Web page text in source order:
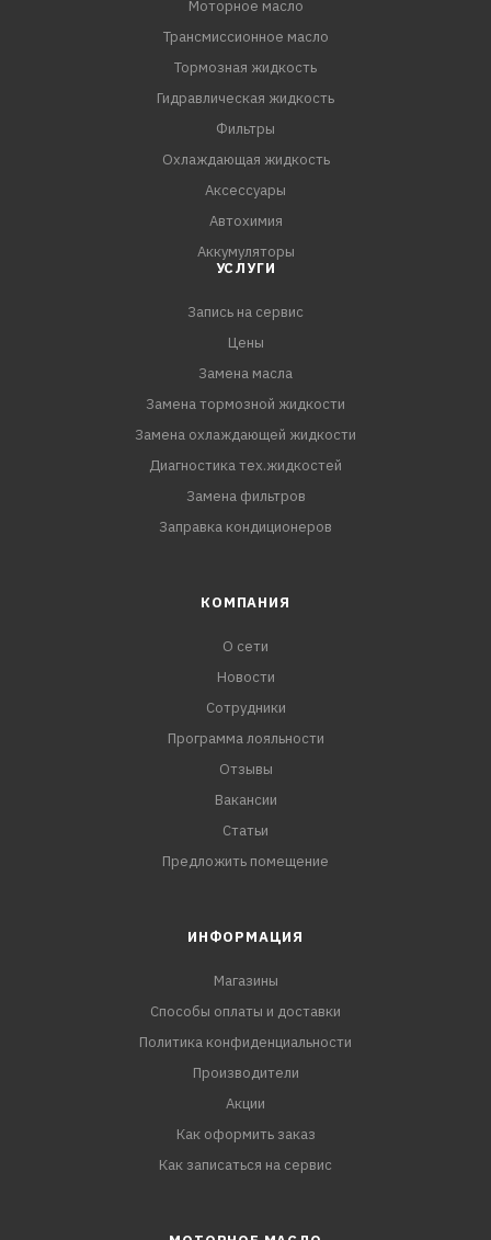
- Обладает отличной совместимостью с материалами
уплотнительных соединений.
СПЕЦИФИКАЦИИ:
Моторное масло
Трансмиссионное масло
Тормозная жидкость
Гидравлическая жидкость
Фильтры
Охлаждающая жидкость
Аксессуары
Автохимия
Аккумуляторы
УСЛУГИ
Запись на сервис
Цены
Замена масла
Замена тормозной жидкости
Замена охлаждающей жидкости
Диагностика тех.жидкостей
Замена фильтров
Заправка кондиционеров
КОМПАНИЯ
О сети
Новости
Сотрудники
Программа лояльности
Отзывы
Вакансии
Статьи
Предложить помещение
ИНФОРМАЦИЯ
Магазины
Способы оплаты и доставки
Политика конфиденциальности
Производители
Акции
Как оформить заказ
Как записаться на сервис